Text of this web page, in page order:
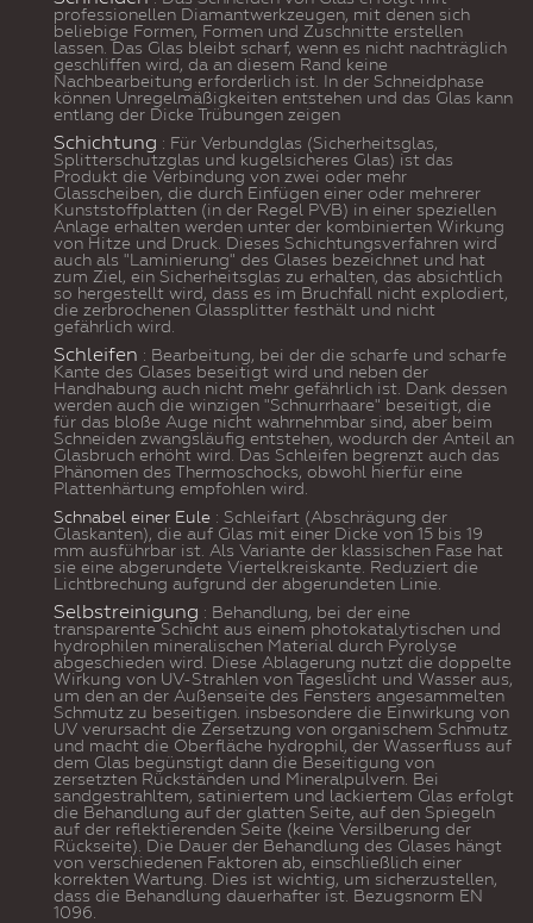
professionellen Diamantwerkzeugen, mit denen sich
beliebige Formen, Formen und Zuschnitte erstellen
lassen. Das Glas bleibt scharf, wenn es nicht nachträglich
geschliffen wird, da an diesem Rand keine
Nachbearbeitung erforderlich ist. In der Schneidphase
können Unregelmäßigkeiten entstehen und das Glas kann
entlang der Dicke Trübungen zeigen
Schichtung : Für Verbundglas (Sicherheitsglas,
Splitterschutzglas und kugelsicheres Glas) ist das
Produkt die Verbindung von zwei oder mehr
Glasscheiben, die durch Einfügen einer oder mehrerer
Kunststoffplatten (in der Regel PVB) in einer speziellen
Anlage erhalten werden unter der kombinierten Wirkung
von Hitze und Druck. Dieses Schichtungsverfahren wird
auch als "Laminierung" des Glases bezeichnet und hat
zum Ziel, ein Sicherheitsglas zu erhalten, das absichtlich
so hergestellt wird, dass es im Bruchfall nicht explodiert,
die zerbrochenen Glassplitter festhält und nicht
gefährlich wird.
Schleifen : Bearbeitung, bei der die scharfe und scharfe
Kante des Glases beseitigt wird und neben der
Handhabung auch nicht mehr gefährlich ist. Dank dessen
werden auch die winzigen "Schnurrhaare" beseitigt, die
für das bloße Auge nicht wahrnehmbar sind, aber beim
Schneiden zwangsläufig entstehen, wodurch der Anteil an
Glasbruch erhöht wird. Das Schleifen begrenzt auch das
Phänomen des Thermoschocks, obwohl hierfür eine
Plattenhärtung empfohlen wird.
Schnabel einer Eule : Schleifart (Abschrägung der
Glaskanten), die auf Glas mit einer Dicke von 15 bis 19
mm ausführbar ist. Als Variante der klassischen Fase hat
sie eine abgerundete Viertelkreiskante. Reduziert die
Lichtbrechung aufgrund der abgerundeten Linie.
Selbstreinigung : Behandlung, bei der eine
transparente Schicht aus einem photokatalytischen und
hydrophilen mineralischen Material durch Pyrolyse
abgeschieden wird. Diese Ablagerung nutzt die doppelte
Wirkung von UV-Strahlen von Tageslicht und Wasser aus,
um den an der Außenseite des Fensters angesammelten
Schmutz zu beseitigen. insbesondere die Einwirkung von
UV verursacht die Zersetzung von organischem Schmutz
und macht die Oberfläche hydrophil, der Wasserfluss auf
dem Glas begünstigt dann die Beseitigung von
zersetzten Rückständen und Mineralpulvern. Bei
sandgestrahltem, satiniertem und lackiertem Glas erfolgt
die Behandlung auf der glatten Seite, auf den Spiegeln
auf der reflektierenden Seite (keine Versilberung der
Rückseite). Die Dauer der Behandlung des Glases hängt
von verschiedenen Faktoren ab, einschließlich einer
korrekten Wartung. Dies ist wichtig, um sicherzustellen,
dass die Behandlung dauerhafter ist. Bezugsnorm EN
1096.